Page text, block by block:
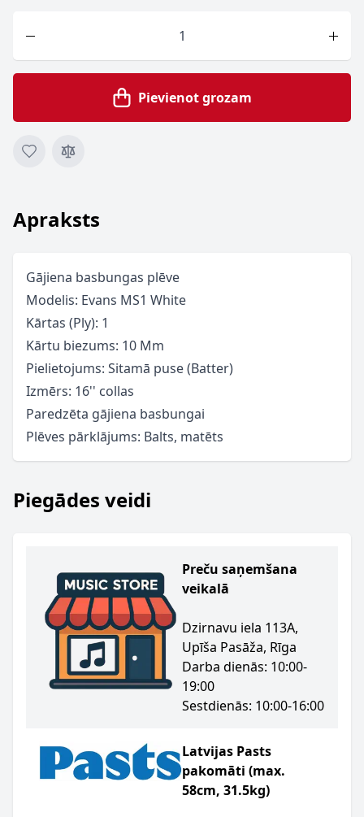
Pievienot grozam
Apraksts
Gājiena basbungas plēve
Modelis: Evans MS1 White
Kārtas (Ply): 1
Kārtu biezums: 10 Mm
Pielietojums: Sitamā puse (Batter)
Izmērs: 16'' collas
Paredzēta gājiena basbungai
Plēves pārklājums: Balts, matēts
Piegādes veidi
Preču saņemšana
veikalā
Dzirnavu iela 113A,
Upīša Pasāža, Rīga
Darba dienās: 10:00-
19:00
Sestdienās: 10:00-16:00
Latvijas Pasts
pakomāti (max.
58cm, 31.5kg)